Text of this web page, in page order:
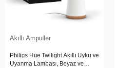
Akıllı Ampuller
Philips Hue Twilight Akıllı Uyku ve
Uyanma Lambası, Beyaz ve